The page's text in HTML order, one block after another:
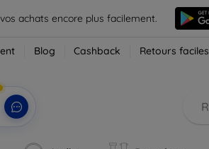
achats encore plus facilement.
Blog Cashback Retours faciles